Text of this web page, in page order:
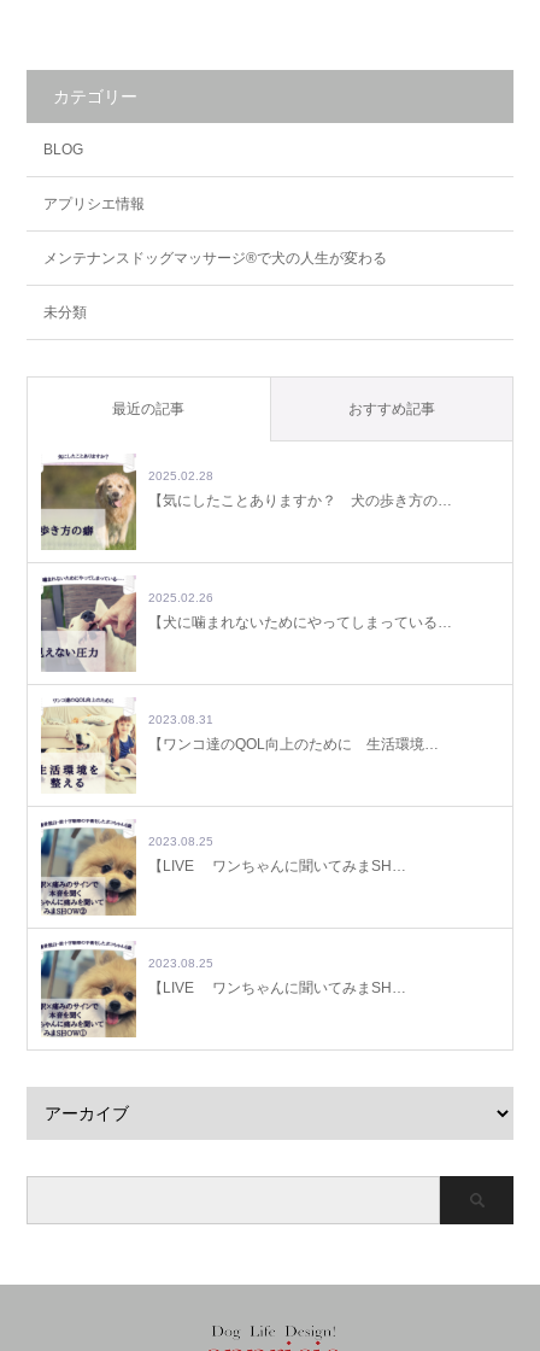
カテゴリー
BLOG
アプリシエ情報
メンテナンスドッグマッサージ®で犬の人生が変わる
未分類
最近の記事 おすすめ記事
2025.02.28
【気にしたことありますか？ 犬の歩き方の…
2025.02.26
【犬に噛まれないためにやってしまっている…
2023.08.31
【ワンコ達のQOL向上のために 生活環境…
2023.08.25
【LIVE ワンちゃんに聞いてみまSH…
2023.08.25
【LIVE ワンちゃんに聞いてみまSH…